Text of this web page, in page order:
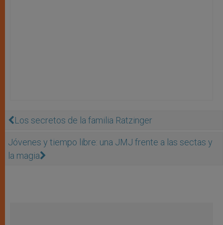
Los secretos de la familia Ratzinger
Jóvenes y tiempo libre: una JMJ frente a las sectas y
la magia